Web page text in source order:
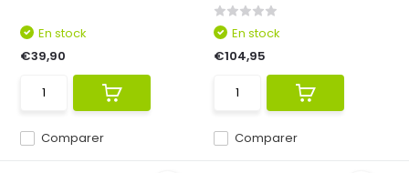
Comparer
En stock
€39,90
Comparer
En stock
€104,95